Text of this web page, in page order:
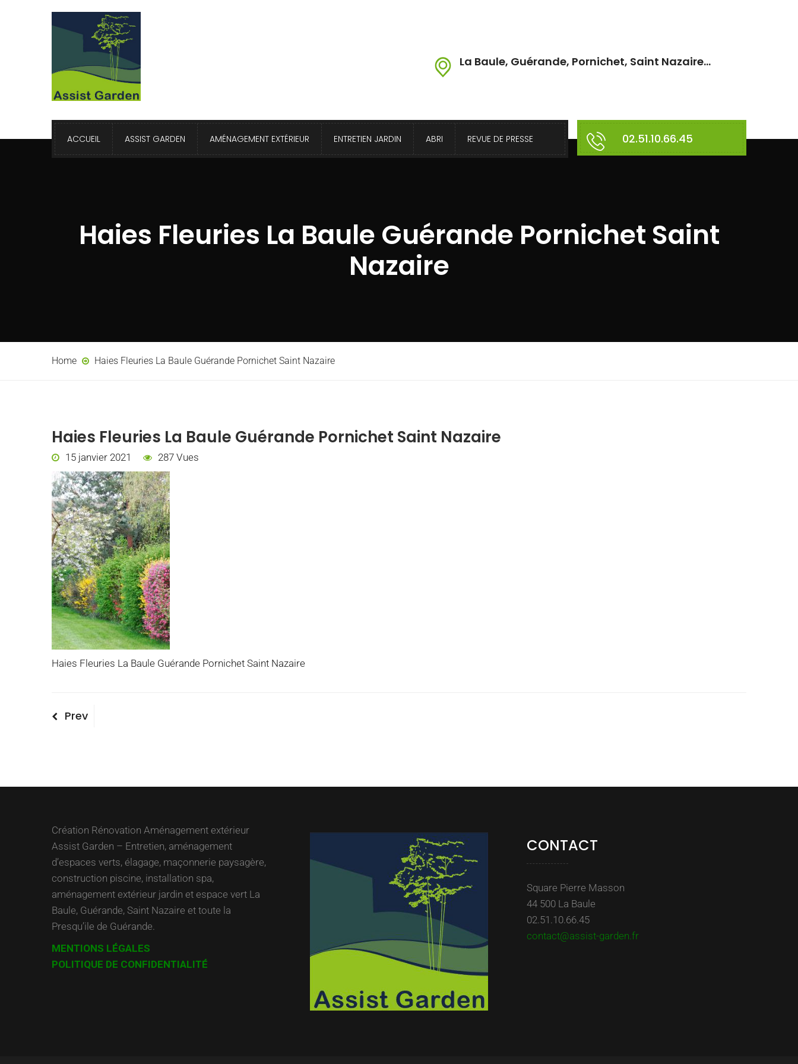
La Baule, Guérande, Pornichet, Saint Nazaire...
ACCUEIL ASSIST GARDEN AMÉNAGEMENT EXTÉRIEUR ENTRETIEN JARDIN ABRI REVUE DE PRESSE 02.51.10.66.45
Haies Fleuries La Baule Guérande Pornichet Saint
Nazaire
Home Haies Fleuries La Baule Guérande Pornichet Saint Nazaire
Haies Fleuries La Baule Guérande Pornichet Saint Nazaire
15 janvier 2021 287 Vues
Haies Fleuries La Baule Guérande Pornichet Saint Nazaire
Navigation
Previous
Prev
Création Rénovation Aménagement extérieur
Assist Garden – Entretien, aménagement
d’espaces verts, élagage, maçonnerie paysagère,
construction piscine, installation spa,
aménagement extérieur jardin et espace vert La
Baule, Guérande, Saint Nazaire et toute la
Presqu’ile de Guérande.
MENTIONS LÉGALES
POLITIQUE DE CONFIDENTIALITÉ
CONTACT
Square Pierre Masson
44 500 La Baule
02.51.10.66.45
contact@assist-garden.fr